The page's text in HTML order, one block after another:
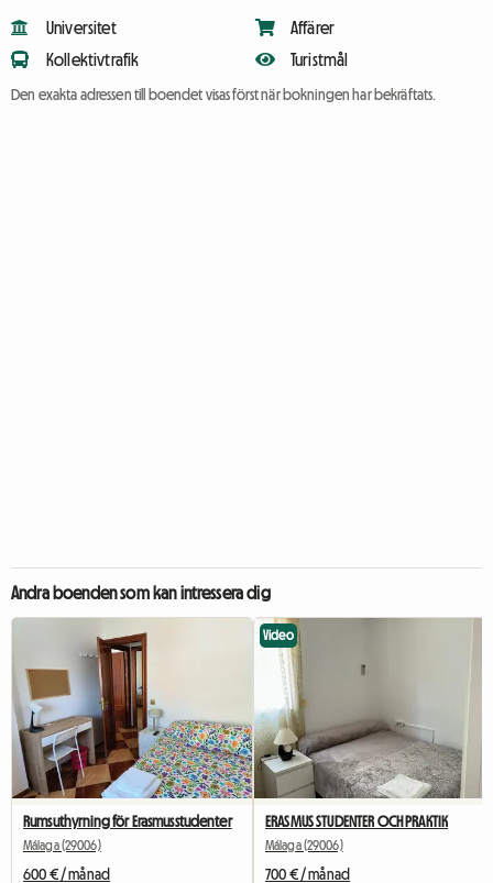
Universitet
Kollektivtrafik
Affärer
Turistmål
Den exakta adressen till boendet visas först när bokningen har bekräftats.
Andra boenden som kan intressera dig
Rumsuthyrning för Erasmusstudenter
Málaga (29006)
600 € / månad
Video
ERASMUS STUDENTER OCH PRAKTIK
Málaga (29006)
700 € / månad